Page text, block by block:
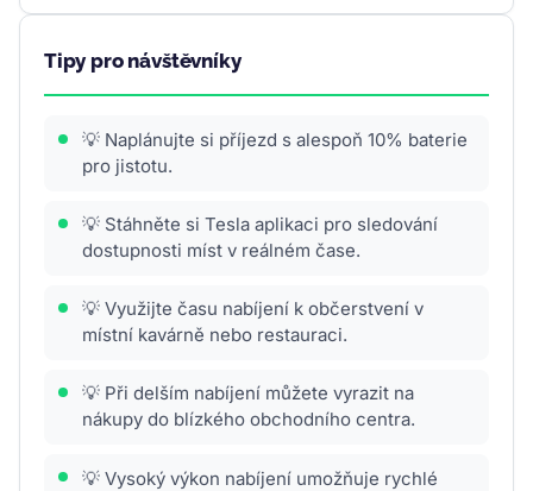
Tipy pro návštěvníky
💡 Naplánujte si příjezd s alespoň 10% baterie
pro jistotu.
💡 Stáhněte si Tesla aplikaci pro sledování
dostupnosti míst v reálném čase.
💡 Využijte času nabíjení k občerstvení v
místní kavárně nebo restauraci.
💡 Při delším nabíjení můžete vyrazit na
nákupy do blízkého obchodního centra.
💡 Vysoký výkon nabíjení umožňuje rychlé